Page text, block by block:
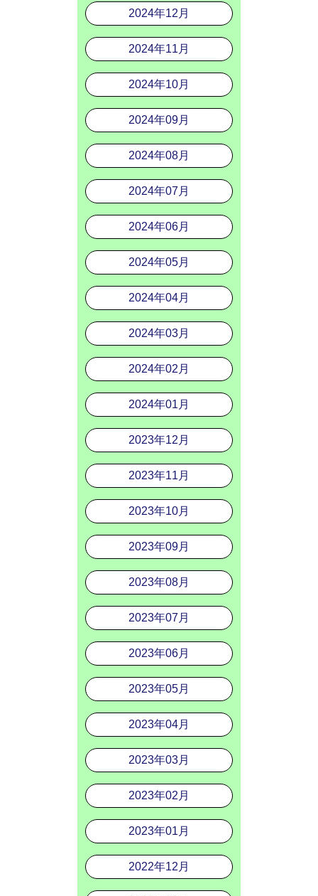
2024年12月
2024年11月
2024年10月
2024年09月
2024年08月
2024年07月
2024年06月
2024年05月
2024年04月
2024年03月
2024年02月
2024年01月
2023年12月
2023年11月
2023年10月
2023年09月
2023年08月
2023年07月
2023年06月
2023年05月
2023年04月
2023年03月
2023年02月
2023年01月
2022年12月